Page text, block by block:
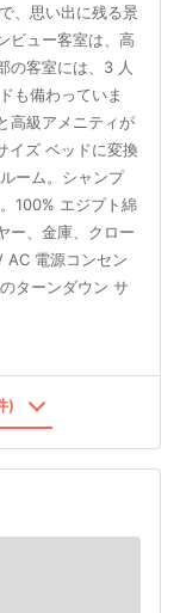
、思い出に残る景
ビュー客室は、高
の客室には、3 人
も備わっていま
高級アメニティが
イズ ベッドに変換
ーム。シャンプ
100% エジプト綿
ー、金庫、クロー
AC 電源コンセン
ターンダウン サ
)